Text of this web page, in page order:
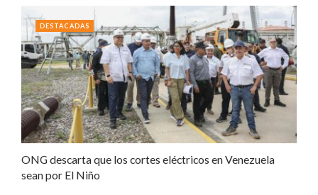
ONG descarta que los cortes eléctricos en Venezuela
sean por El Niño
DESTACADAS